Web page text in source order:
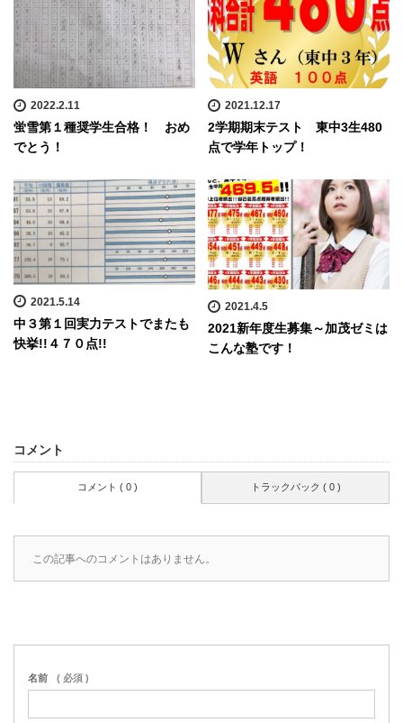
2022.2.11
蛍雪第１種奨学生合格！ おめ
でとう！
2021.12.17
2学期期末テスト 東中3生480
点で学年トップ！
2021.5.14
中３第１回実力テストでまたも
快挙!!４７０点!!
2021.4.5
2021新年度生募集～加茂ゼミは
こんな塾です！
コメント
コメント ( 0 ) トラックバック ( 0 )
この記事へのコメントはありません。
名前 ( 必須 )